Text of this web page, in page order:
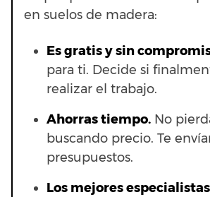
en suelos de madera:
Es gratis y sin
para ti. Decide si
realizar el trabajo.
Ahorras tiempo. No
buscando precio. Te
presupuestos.
Los mejores